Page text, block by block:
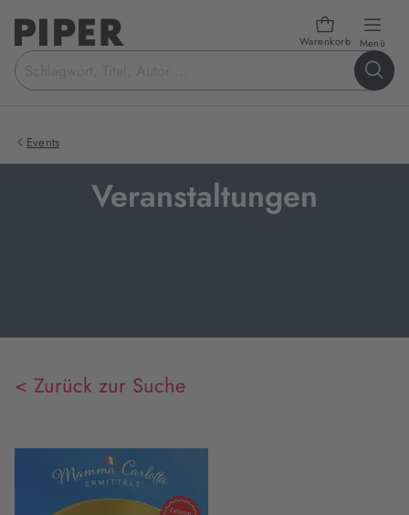
Warenkorb Menü
Suchbegriff
eingeben
Events
Veranstaltungen
< Zurück zur Suche